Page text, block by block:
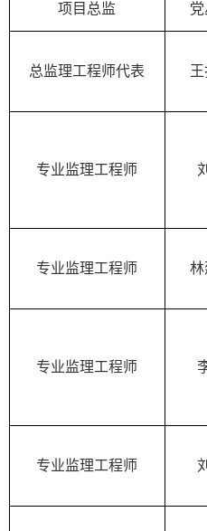
项目总监
总监理工程师代表
专业监理工程师
专业监理工程师 林
专业监理工程师
专业监理工程师